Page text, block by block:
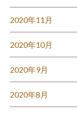
2020年11月
2020年10月
2020年9月
2020年8月